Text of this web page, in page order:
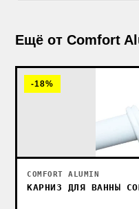
Ещё от Comfort
-18%
COMFORT ALUMIN
КАРНИЗ ДЛЯ ВАННЫ